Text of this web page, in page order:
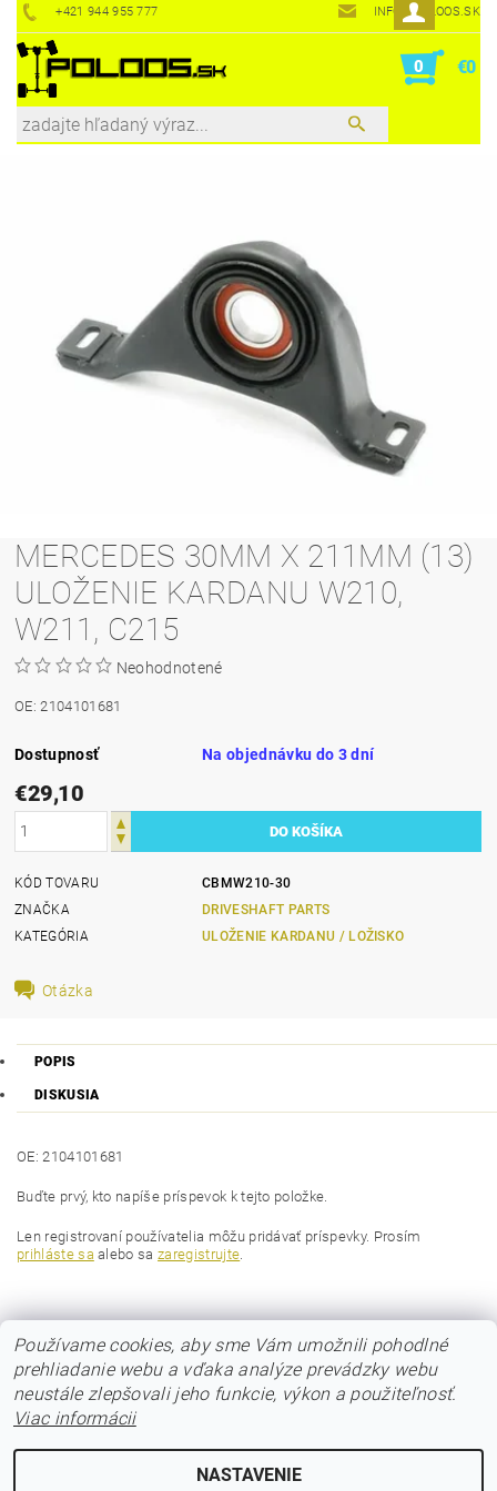
+421 944 955 777 INFO@POLOOS.SK
0 €0
MERCEDES 30MM X 211MM (13)
ULOŽENIE KARDANU W210,
W211, C215
Neohodnotené
OE: 2104101681
Dostupnosť Na objednávku do 3 dní
€29,10
KÓD TOVARU
CBMW210-30
ZNAČKA
DRIVESHAFT PARTS
KATEGÓRIA
ULOŽENIE KARDANU / LOŽISKO
Otázka
POPIS
DISKUSIA
OE: 2104101681
Buďte prvý, kto napíše príspevok k tejto položke.
Len registrovaní používatelia môžu pridávať príspevky. Prosím
prihláste sa alebo sazaregistrujte.
Používame cookies, aby sme Vám umožnili pohodlné
prehliadanie webu a vďaka analýze prevádzky webu
neustále zlepšovali jeho funkcie, výkon a použiteľnosť.
Viac informácii
NASTAVENIE